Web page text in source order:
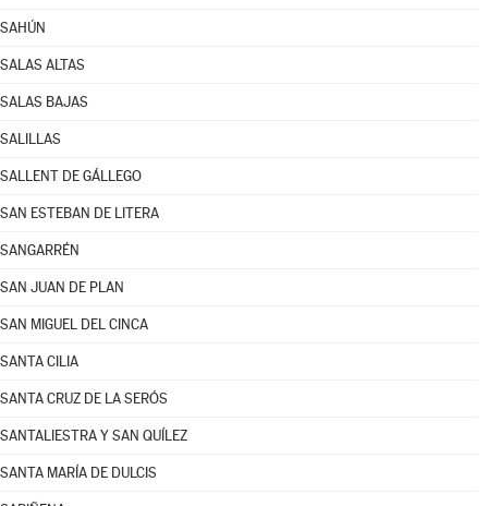
SAHÚN
SALAS ALTAS
SALAS BAJAS
SALILLAS
SALLENT DE GÁLLEGO
SAN ESTEBAN DE LITERA
SANGARRÉN
SAN JUAN DE PLAN
SAN MIGUEL DEL CINCA
SANTA CILIA
SANTA CRUZ DE LA SERÓS
SANTALIESTRA Y SAN QUÍLEZ
SANTA MARÍA DE DULCIS